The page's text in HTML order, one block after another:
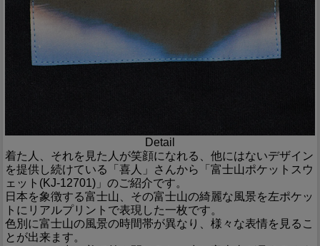
Detail
着た人、それを見た人が笑顔になれる、他にはないデザイン
を提供し続けている「喜人」さんから「富士山ポケットスウ
ェット(KJ-12701)」のご紹介です。
日本を象徴する富士山、その富士山の綺麗な風景を左ポケッ
トにリアルプリントで表現した一枚です。
色別に富士山の風景の時間帯が異なり、様々な表情を見るこ
とが出来ます。